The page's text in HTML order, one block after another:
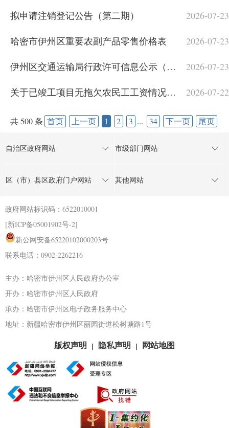
2026-07-23
拟申请注销登记公告（第二期）
2026-07-23
哈密市伊州区重要农副产品零售价格表
2026-07-23
伊州区交通运输局行政许可信息公示（2026年第四期）
2026-07-22
关于已竣工项目无拖欠农民工工资情况公示
共 500 条 首页 上一页 1 2 3 ... 34 下一页 尾页
自治区政府网站 市级部门网站
区（市）县区政府门户网站 其他网站
政府网站标识码：6522010001
[新ICP备05001902号-2]
新公网安备65220102000203号
联系电话：0902-2262216
主办：哈密市伊州区人民政府办公室
开办：哈密市伊州区人民政府
承办：哈密市伊州区电子政务服务中心
地址：新疆哈密市伊州区丽园街道松树塘路1号
版权声明 | 隐私声明 | 网站地图